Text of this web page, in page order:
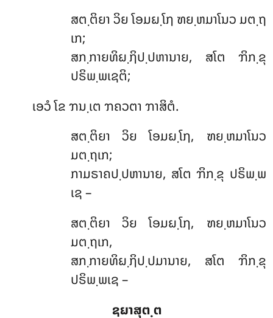
ສຕ຺ຕິຍາ ວິຍ ໂອມຏ຺ໂຐ ຑຍ຺ຫມາໂນວ ມຕ຺ຖ
ເກ;
ສກ຺ກາຍທິຏ຺ຐິປ຺ປຫານາຍ, ສໂຕ ຠິກ຺ຂຸ
ປຣິພ຺ພເຊຕິ;
ເອວໍ ໂຂ ຠນ຺ເຕ ຠຄວຕາ ຠາສິຕໍ.
ສຕ຺ຕິຍາ ວິຍ ໂອມຏ຺ໂຐ, ຑຍ຺ຫມາໂນວ
ມຕ຺ຖເກ;
ກາມຣາຄປ຺ປຫານາຍ, ສໂຕ ຠິກ຺ຂຸ ປຣິພ຺ພ
ເຊ –
ສຕ຺ຕິຍາວິຍ ໂອມຏ຺ໂຐ, ຑຍ຺ຫມາໂນວ
ມຕ຺ຖເກ,
ສກ຺ກາຍທິຏ຺ຐິປ຺ປມານາຍ, ສໂຕ ຠິກ຺ຂຸ
ປຣິພ຺ພເຊ –
ຊຏາສຸຕ຺ຕ